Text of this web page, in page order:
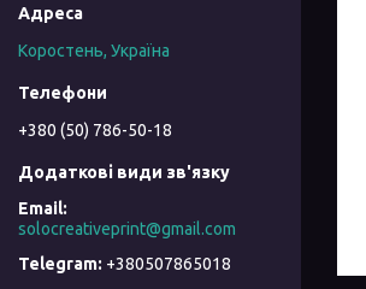
Коростень, Україна
+380 (50) 786-50-18
solocreativeprint@gmail.com
+380507865018